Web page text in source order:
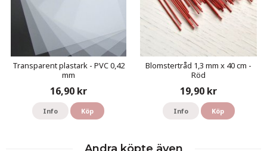
Transparent plastark - PVC 0,42
mm
16,90 kr
Info Köp
Blomstertråd 1,3 mm x 40 cm -
Röd
19,90 kr
Info Köp
Andra köpte även